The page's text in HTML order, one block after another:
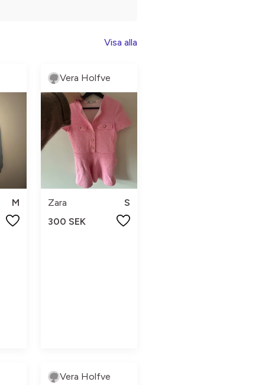
Visa alla
M
Vera Holfve
Zara
S
300 SEK
Vera Holfve